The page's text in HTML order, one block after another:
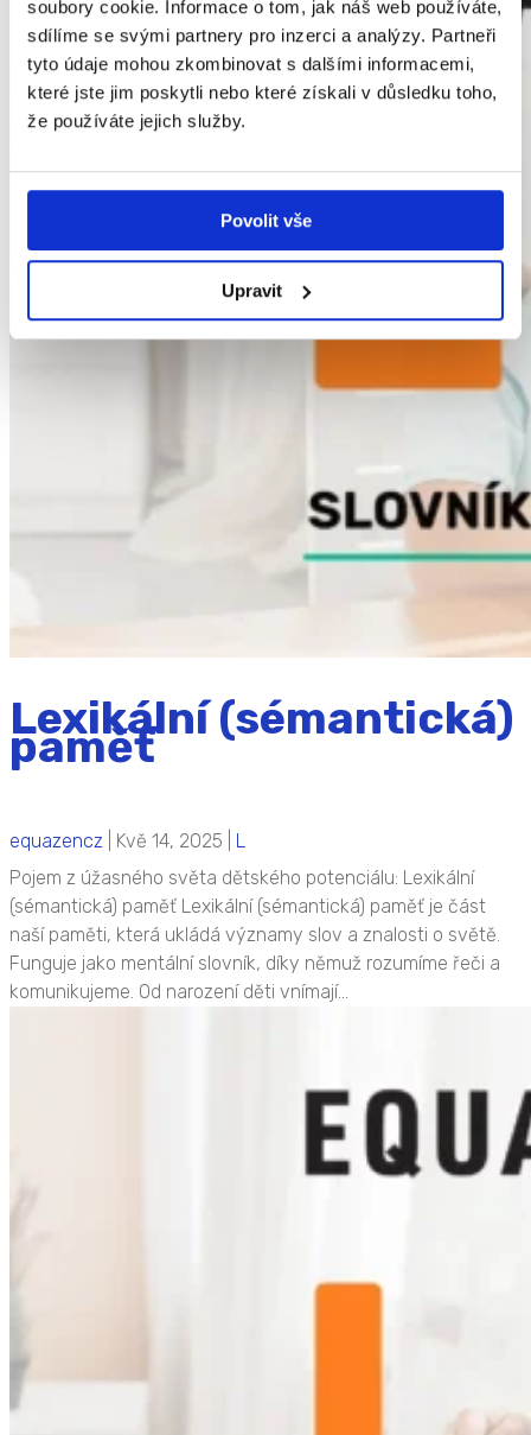
soubory cookie. Informace o tom, jak náš web používáte,
sdílíme se svými partnery pro inzerci a analýzy. Partneři
tyto údaje mohou zkombinovat s dalšími informacemi,
které jste jim poskytli nebo které získali v důsledku toho,
že používáte jejich služby.
Povolit vše
Upravit
Lexikální (sémantická)
paměť
equazencz Kvě 14, 2025
L
Pojem z úžasného světa dětského potenciálu: Lexikální
(sémantická) paměť Lexikální (sémantická) paměť je část
naší paměti, která ukládá významy slov a znalosti o světě.
Funguje jako mentální slovník, díky němuž rozumíme řeči a
komunikujeme. Od narození děti vnímají...